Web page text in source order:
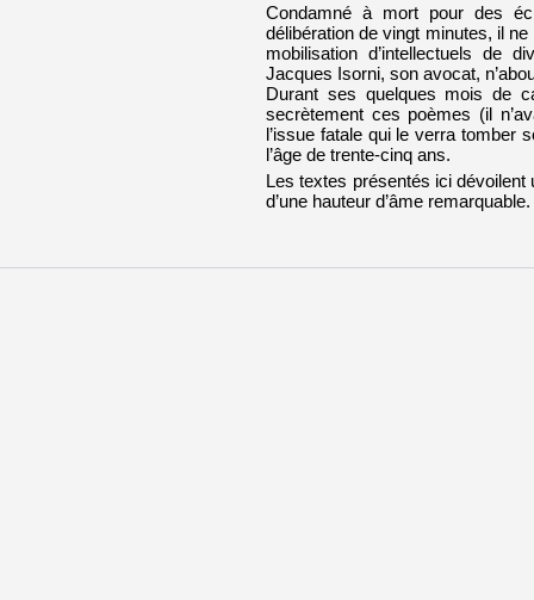
Condamné à mort pour des
délibération de vingt minutes, il ne
mobilisation d’intellectuels de
Jacques Isorni, son avocat,
Durant ses quelques mois de
secrètement ces poèmes (il
l’issue fatale qui le verra tomber
l’âge de trente-cinq ans.
Les textes présentés ici dévoilent
d’une hauteur d’âme